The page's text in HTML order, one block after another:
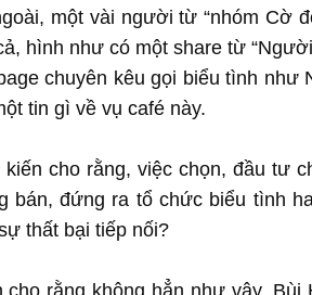
một vài người từ “nhóm Cờ
hình như có một share từ
chuyên kêu gọi biểu tình như
tin gì về vụ café này.
kiến cho rằng, việc chọn, đầu tư
bán, đứng ra tổ chức biểu tình
thất bại tiếp nối?